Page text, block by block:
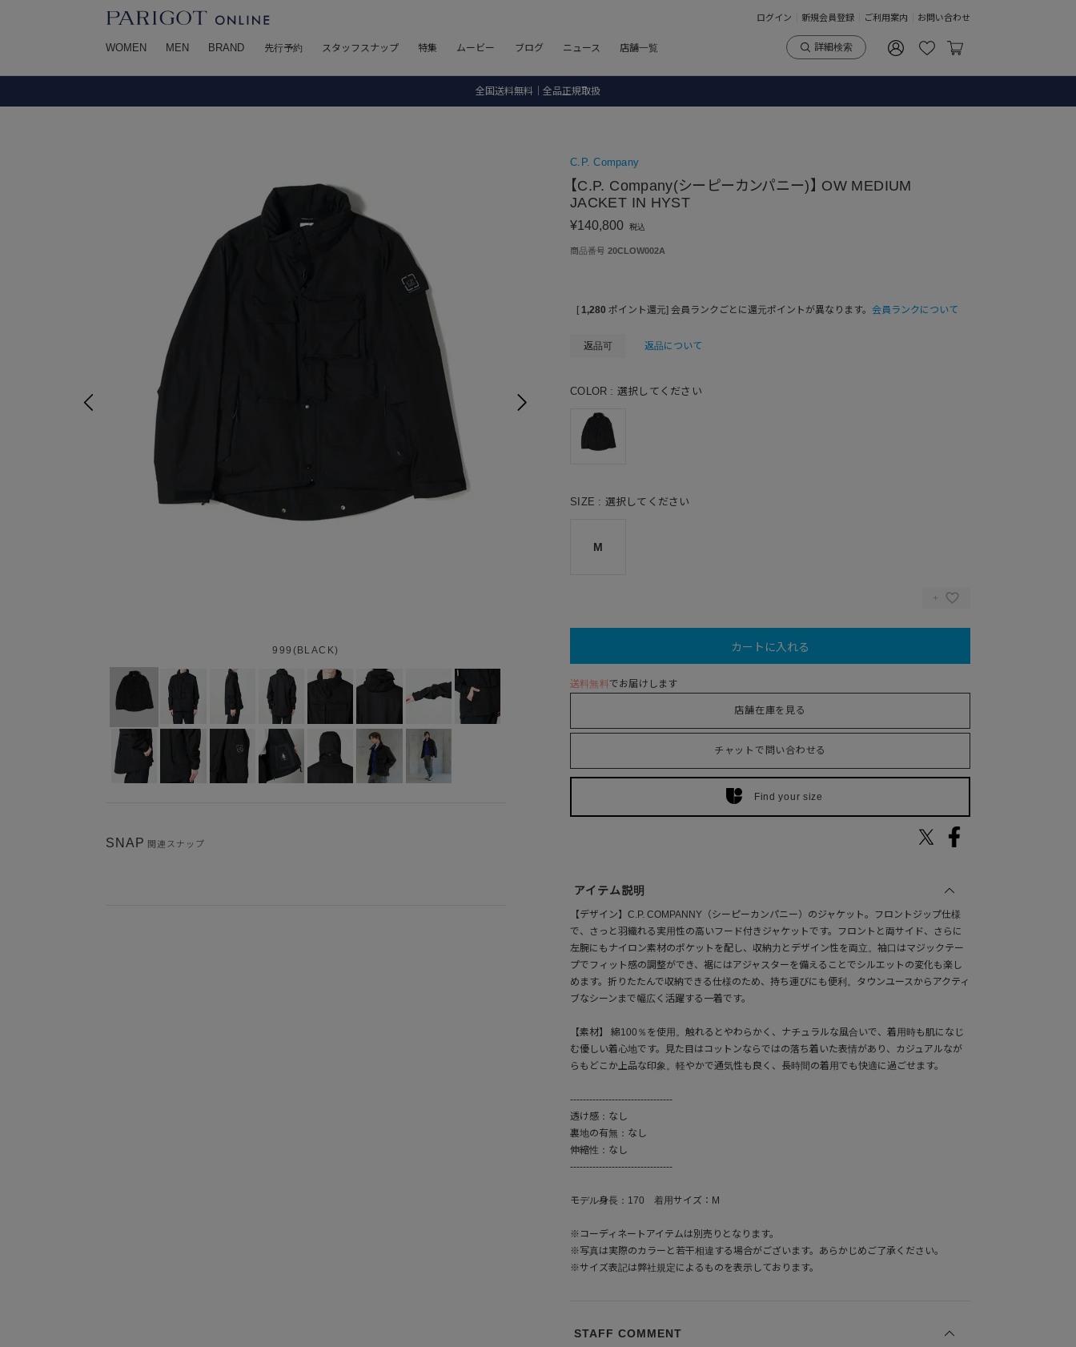
ログイン 新規会員登録 ご利用案内 お問い合わせ
WOMEN MEN BRAND 先行予約 スタッフスナップ 特集 ムービー ブログ ニュース 店舗一覧 詳細検索
全国送料無料｜全品正規取扱
999(BLACK)
SNAP 関連スナップ
C.P. Company
【C.P. Company(シーピーカンパニー)】 OW MEDIUM
JACKET IN HYST
¥140,800 税込
商品番号 20CLOW002A
[ 1,280 ポイント還元] 会員ランクごとに還元ポイントが異なります。 会員ランクについて
返品可 返品について
COLOR 選択してください
SIZE 選択してください
M
カートに入れる
送料無料 でお届けします
店舗在庫を見る
チャットで問い合わせる
Find your size
アイテム説明
【デザイン】C.P. COMPANNY（シーピーカンパニー）のジャケット。フロントジップ仕様
で、さっと羽織れる実用性の高いフード付きジャケットです。フロントと両サイド、さらに
左腕にもナイロン素材のポケットを配し、収納力とデザイン性を両立。袖口はマジックテー
プでフィット感の調整ができ、裾にはアジャスターを備えることでシルエットの変化も楽し
めます。折りたたんで収納できる仕様のため、持ち運びにも便利。タウンユースからアクティ
ブなシーンまで幅広く活躍する一着です。
【素材】 綿100％を使用。触れるとやわらかく、ナチュラルな風合いで、着用時も肌になじ
む優しい着心地です。見た目はコットンならではの落ち着いた表情があり、カジュアルなが
らもどこか上品な印象。軽やかで通気性も良く、長時間の着用でも快適に過ごせます。
--------------------------------
透け感：なし
裏地の有無：なし
伸縮性：なし
--------------------------------
モデル身長：170 着用サイズ：M
※コーディネートアイテムは別売りとなります。
※写真は実際のカラーと若干相違する場合がございます。あらかじめご了承ください。
※サイズ表記は弊社規定によるものを表示しております。
STAFF COMMENT